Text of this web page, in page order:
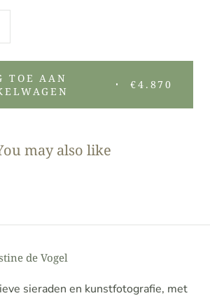
TOE AAN
€4.870
may also like
de Vogel
sieraden en kunstfotografie, met